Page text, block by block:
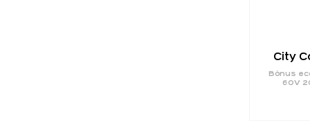
City
Bónus
60V